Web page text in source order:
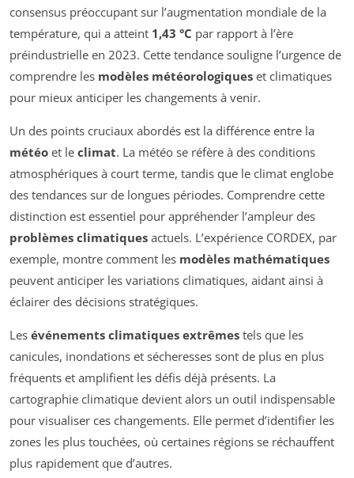
consensus préoccupant sur l’augmentation mondiale de la
température, qui a atteint 1,43 °C par rapport à l’ère
préindustrielle en 2023. Cette tendance souligne l’urgence de
comprendre les modèles météorologiques et climatiques
pour mieux anticiper les changements à venir.
Un des points cruciaux abordés est la différence entre la
météo et le climat. La météo se réfère à des conditions
atmosphériques à court terme, tandis que le climat englobe
des tendances sur de longues périodes. Comprendre cette
distinction est essentiel pour appréhender l’ampleur des
problèmes climatiques actuels. L’expérience CORDEX, par
exemple, montre comment les modèles mathématiques
peuvent anticiper les variations climatiques, aidant ainsi à
éclairer des décisions stratégiques.
Les événements climatiques extrêmes tels que les
canicules, inondations et sécheresses sont de plus en plus
fréquents et amplifient les défis déjà présents. La
cartographie climatique devient alors un outil indispensable
pour visualiser ces changements. Elle permet d’identifier les
zones les plus touchées, où certaines régions se réchauffent
plus rapidement que d’autres.